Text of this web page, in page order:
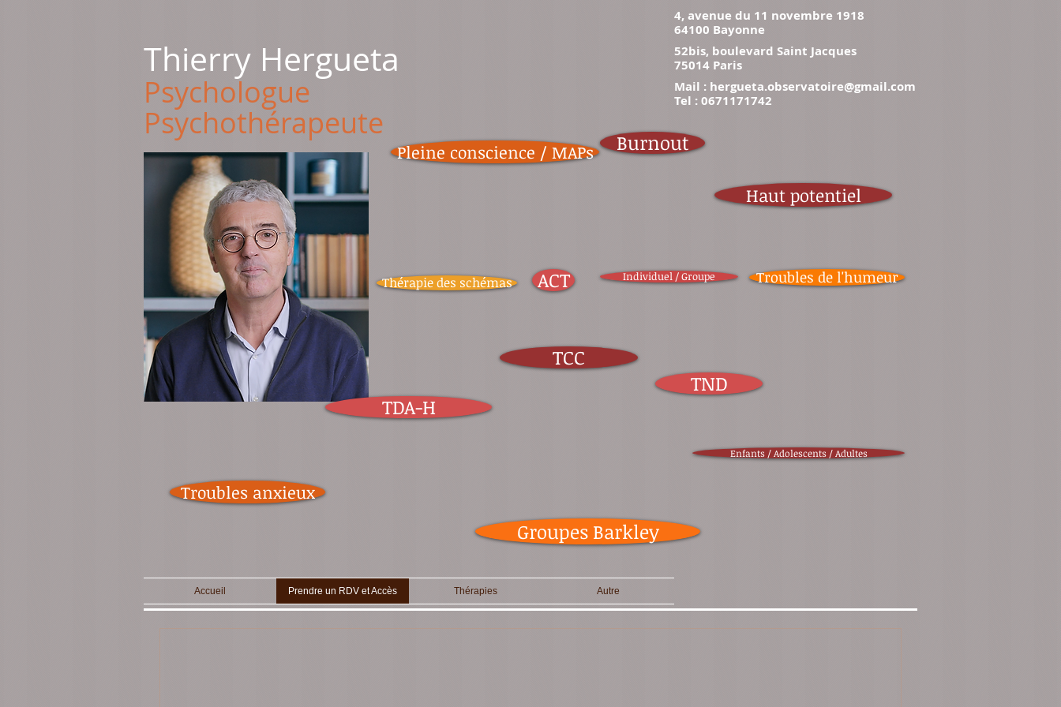
4, avenue du 11 novembre 1918
64100 Bayonne
52bis, boulevard Saint Jacques
75014 Paris
Mail : hergueta.observatoire@gmail.com
Tel : 0671171742
Pleine conscience / MAPs Burnout
Haut potentiel
Thierry Hergueta
Psychologue
Psychothérapeute
Groupes Barkley
Accueil Prendre un RDV et Accès Thérapies Autre
Thérapie des schémas
TDA-H
Troubles anxieux
Enfants / Adolescents / Adultes
TND
Individuel / Groupe Troubles de l'humeur
ACT
TCC